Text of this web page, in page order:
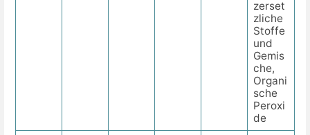
zerset
zliche
Stoffe
und
Gemis
che,
Organi
sche
Peroxi
de